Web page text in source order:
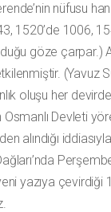
nüfusu
1520’de 1006,
göze çarpar.)
(Yavuz
oluşu her
Osmanlı Devleti
alındığı
yazıya